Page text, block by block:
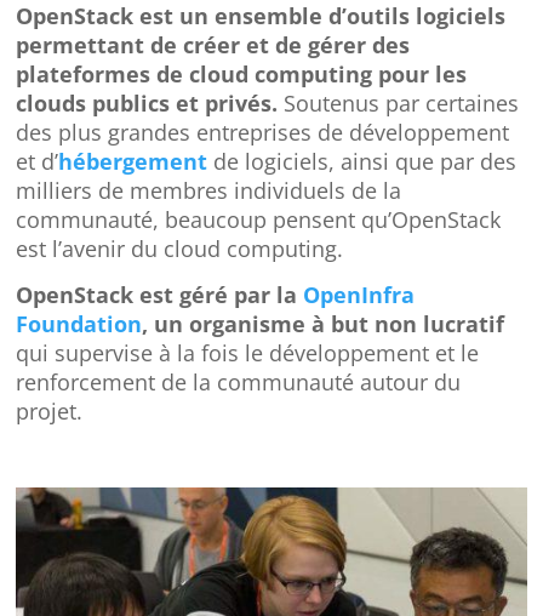
OpenStack est un ensemble d’outils logiciels
permettant de créer et de gérer des
plateformes de cloud computing pour les
clouds publics et privés. Soutenus par certaines
des plus grandes entreprises de développement
et d’hébergement de logiciels, ainsi que par des
milliers de membres individuels de la
communauté, beaucoup pensent qu’OpenStack
est l’avenir du cloud computing.
OpenStack est géré par la OpenInfra
Foundation, un organisme à but non lucratif
qui supervise à la fois le développement et le
renforcement de la communauté autour du
projet.